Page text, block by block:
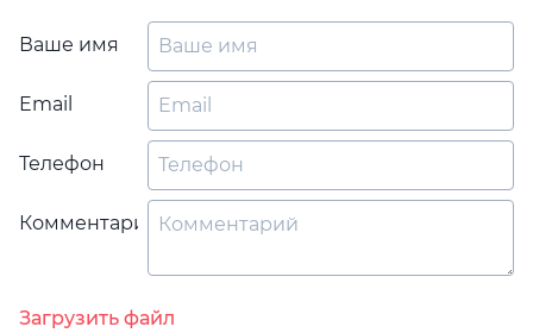
Ваше имя
Email
Телефон
Комментарий
Загрузить файл